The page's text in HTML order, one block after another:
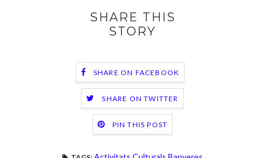
SHARE THIS
STORY
SHARE ON FACEBOOK
SHARE ON TWITTER
PIN THIS POST